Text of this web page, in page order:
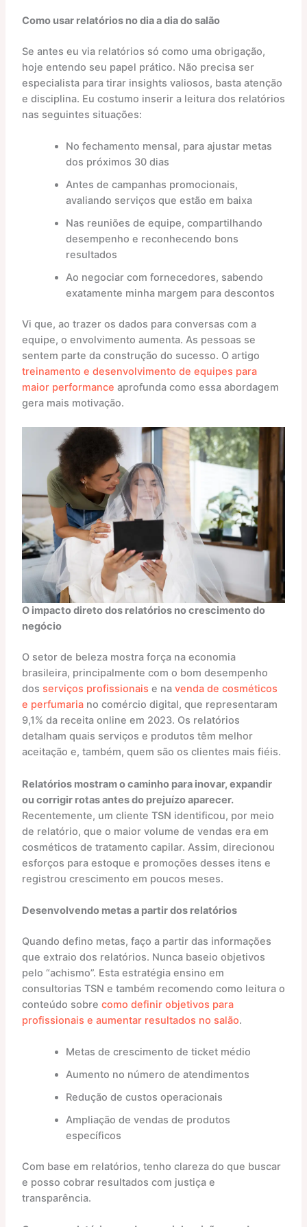
Como usar relatórios no dia a dia do salão
Se antes eu via relatórios só como uma obrigação,
hoje entendo seu papel prático. Não precisa ser
especialista para tirar insights valiosos, basta atenção
e disciplina. Eu costumo inserir a leitura dos relatórios
nas seguintes situações:
No fechamento mensal, para ajustar metas
dos próximos 30 dias
Antes de campanhas promocionais,
avaliando serviços que estão em baixa
Nas reuniões de equipe, compartilhando
desempenho e reconhecendo bons
resultados
Ao negociar com fornecedores, sabendo
exatamente minha margem para descontos
Vi que, ao trazer os dados para conversas com a
equipe, o envolvimento aumenta. As pessoas se
sentem parte da construção do sucesso. O artigo
treinamento e desenvolvimento de equipes para
maior performance aprofunda como essa abordagem
gera mais motivação.
O impacto direto dos relatórios no crescimento do
negócio
O setor de beleza mostra força na economia
brasileira, principalmente com o bom desempenho
dos serviços profissionais e na venda de cosméticos
e perfumariano comércio digital, que representaram
9,1% da receita online em 2023. Os relatórios
detalham quais serviços e produtos têm melhor
aceitação e, também, quem são os clientes mais fiéis.
Relatórios mostram o caminho para inovar, expandir
ou corrigir rotas antes do prejuízo aparecer.
Recentemente, um cliente TSN identificou, por meio
de relatório, que o maior volume de vendas era em
cosméticos de tratamento capilar. Assim, direcionou
esforços para estoque e promoções desses itens e
registrou crescimento em poucos meses.
Desenvolvendo metas a partir dos relatórios
Quando defino metas, faço a partir das informações
que extraio dos relatórios. Nunca baseio objetivos
pelo “achismo”. Esta estratégia ensino em
consultorias TSN e também recomendo como leitura o
conteúdo sobre como definir objetivos para
profissionais e aumentar resultados no salão.
Metas de crescimento de ticket médio
Aumento no número de atendimentos
Redução de custos operacionais
Ampliação de vendas de produtos
específicos
Com base em relatórios, tenho clareza do que buscar
e posso cobrar resultados com justiça e
transparência.